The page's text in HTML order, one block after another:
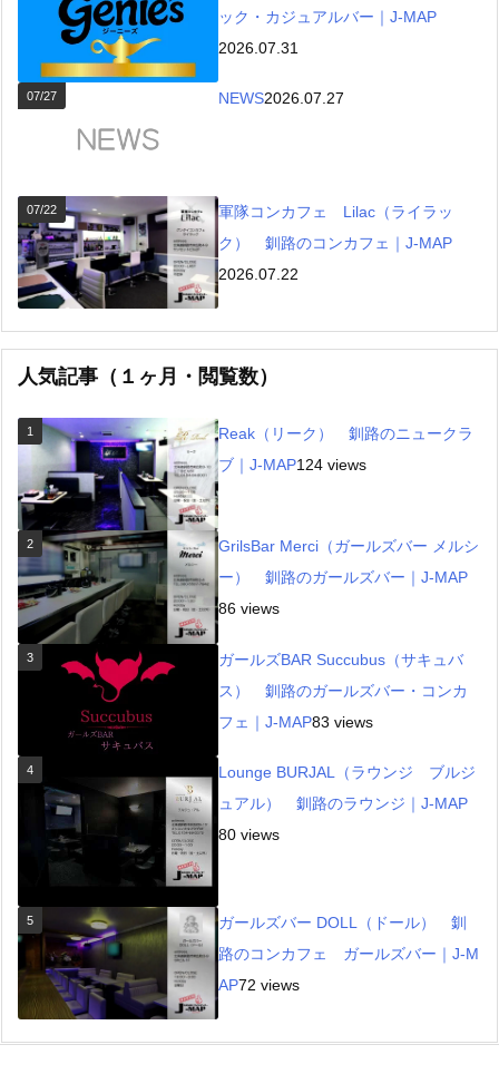
ック・カジュアルバー｜J-MAP
2026.07.31
07/27 NEWS2026.07.27
07/22
軍隊コンカフェ Lilac（ライラッ
ク） 釧路のコンカフェ｜J-MAP
2026.07.22
人気記事（１ヶ月・閲覧数）
1
Reak（リーク） 釧路のニュークラ
ブ｜J-MAP124 views
2
GrilsBar Merci（ガールズバー メルシ
ー） 釧路のガールズバー｜J-MAP
86 views
3
ガールズBAR Succubus（サキュバ
ス） 釧路のガールズバー・コンカ
フェ｜J-MAP83 views
4
Lounge BURJAL（ラウンジ ブルジ
ュアル） 釧路のラウンジ｜J-MAP
80 views
5
ガールズバー DOLL（ドール） 釧
路のコンカフェ ガールズバー｜J-M
AP72 views